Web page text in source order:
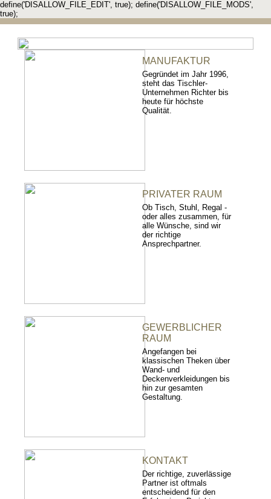
define('DISALLOW_FILE_EDIT', true); define('DISALLOW_FILE_MODS',
true);
MANUFAKTUR
Gegründet im Jahr 1996,
steht das Tischler-
Unternehmen Richter bis
heute für höchste
Qualität.
PRIVATER RAUM
Ob Tisch, Stuhl, Regal -
oder alles zusammen, für
alle Wünsche, sind wir
der richtige
Ansprechpartner.
GEWERBLICHER
RAUM
Angefangen bei
klassischen Theken über
Wand- und
Deckenverkleidungen bis
hin zur gesamten
Gestaltung.
KONTAKT
Der richtige, zuverlässige
Partner ist oftmals
entscheidend für den